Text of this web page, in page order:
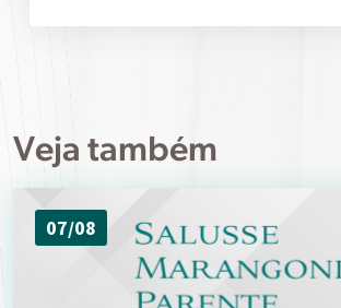
Veja também
07/08